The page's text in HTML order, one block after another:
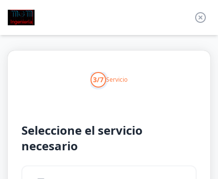
3/7 Servicio
Seleccione el servicio
necesario